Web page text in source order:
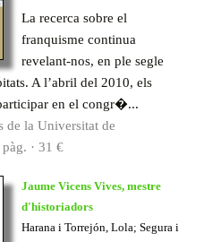
La recerca sobre el
franquisme continua
revelant-nos, en ple segle
A l’abril del 2010, els
en el congr�...
de la Universitat de
· 31 €
Jaume Vicens Vives, mestre
d'historiadors
Harana i Torrejón, Lola; Segura i